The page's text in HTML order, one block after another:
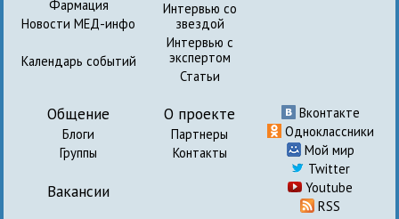
Фармация
Новости МЕД-инфо
Календарь событий
Интервью со
звездой
Интервью с
экспертом
Статьи
Общение
Блоги
Группы
Вакансии
О проекте
Партнеры
Контакты
Вконтакте
Одноклассники
Мой мир
Twitter
Youtube
RSS